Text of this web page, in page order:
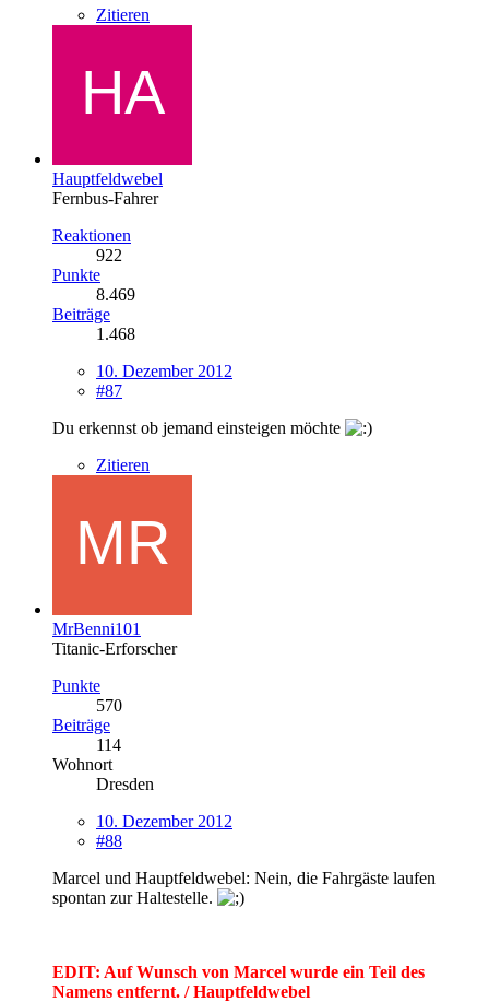
Zitieren
Hauptfeldwebel
Fernbus-Fahrer
Reaktionen
922
Punkte
8.469
Beiträge
1.468
10. Dezember 2012
#87
Du erkennst ob jemand einsteigen möchte
Zitieren
MrBenni101
Titanic-Erforscher
Punkte
570
Beiträge
114
Wohnort
Dresden
10. Dezember 2012
#88
Marcel und Hauptfeldwebel: Nein, die Fahrgäste laufen
spontan zur Haltestelle.
EDIT: Auf Wunsch von Marcel wurde ein Teil des
Namens entfernt. / Hauptfeldwebel